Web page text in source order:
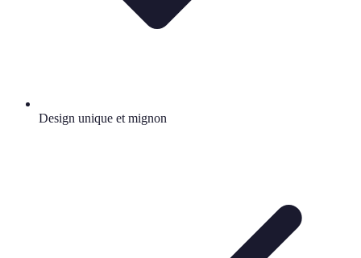
Design unique et mignon